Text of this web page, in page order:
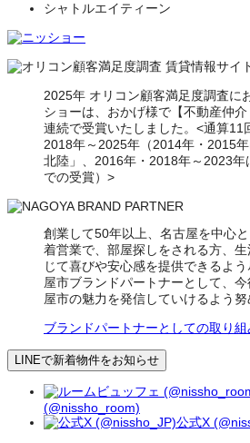
シャトルエイティーン
2025年 オリコン顧客満足度調査に
ショーは、おかげ様で【不動産仲
連続で受賞いたしました。<通算11
2018年～2025年（2014年・2015
北陸」、2016年・2018年～2023年
での受賞）>
創業して50年以上、名古屋を中心
着営業で、部屋探しをされる方、
じて喜びや安心感を提供できるよ
屋市ブランドパートナーとして、
屋市の魅力を発信していけるよう努
ブランドパートナーとしての取り組
LINEで新着物件をお知らせ
(@nissho_room)
公式X